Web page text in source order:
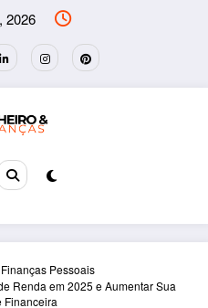
2026
Finanças Pessoais
Renda em 2025 e Aumentar Sua
Financeira